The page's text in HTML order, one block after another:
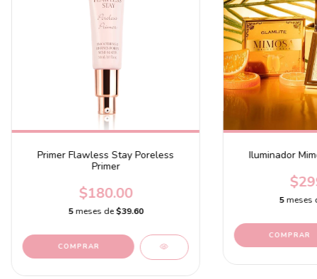
Primer Flawless Stay Poreless
Primer
$180.00
5 meses de$39.60
Iluminador
5meses